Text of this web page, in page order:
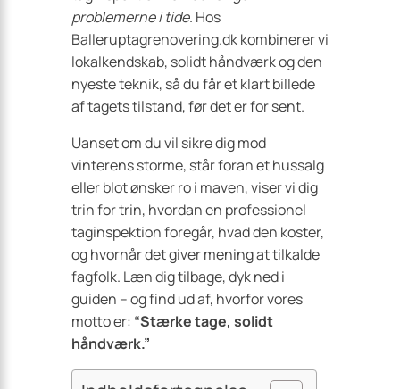
problemerne i tide. Hos
Balleruptagrenovering.dk kombinerer vi
lokalkendskab, solidt håndværk og den
nyeste teknik, så du får et klart billede
af tagets tilstand, før det er for sent.
Uanset om du vil sikre dig mod
vinterens storme, står foran et hussalg
eller blot ønsker ro i maven, viser vi dig
trin for trin, hvordan en professionel
taginspektion foregår, hvad den koster,
og hvornår det giver mening at tilkalde
fagfolk. Læn dig tilbage, dyk ned i
guiden – og find ud af, hvorfor vores
motto er: “Stærke tage, solidt
håndværk.”